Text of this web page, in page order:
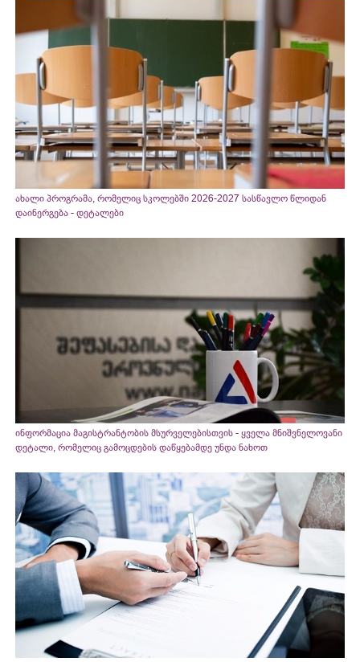
ახალი პროგრამა, რომელიც სკოლებში 2026-2027 სასწავლო წლიდან
დაინერგება - დეტალები
ინფორმაცია მაგისტრანტობის მსურველებისთვის - ყველა მნიშვნელოვანი
დეტალი, რომელიც გამოცდების დაწყებამდე უნდა ნახოთ